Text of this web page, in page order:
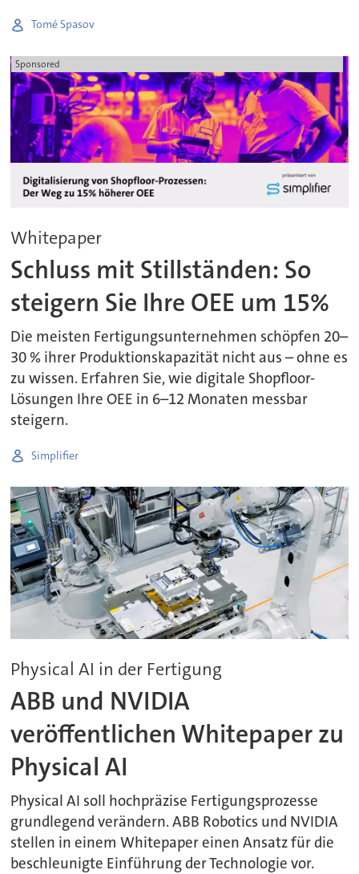
Tomé Spasov
Sponsored
Whitepaper
Schluss mit Stillständen: So
steigern Sie Ihre OEE um 15%
Die meisten Fertigungsunternehmen schöpfen 20–
30 % ihrer Produktionskapazität nicht aus – ohne es
zu wissen. Erfahren Sie, wie digitale Shopfloor-
Lösungen Ihre OEE in 6–12 Monaten messbar
steigern.
Simplifier
Physical AI in der Fertigung
ABB und NVIDIA
veröffentlichen Whitepaper zu
Physical AI
Physical AI soll hochpräzise Fertigungsprozesse
grundlegend verändern. ABB Robotics und NVIDIA
stellen in einem Whitepaper einen Ansatz für die
beschleunigte Einführung der Technologie vor.